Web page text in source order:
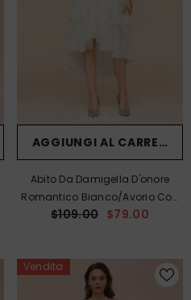
AGGIUNGI AL CARRELLO
Abito Da Damigella D'onore
Romantico Bianco/avorio Con
Scollo A Cuore E Orlo
$109.00 $79.00
Vendita